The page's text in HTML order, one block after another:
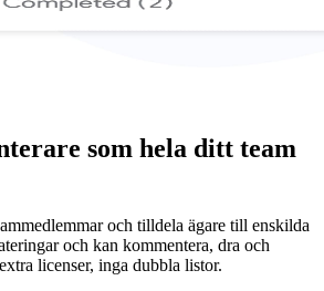
som hela ditt team
och tilldela ägare till enskilda
och kan kommentera, dra och
licenser, inga dubbla listor.